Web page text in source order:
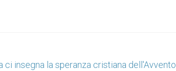
ci insegna la speranza cristiana dell'Avvento